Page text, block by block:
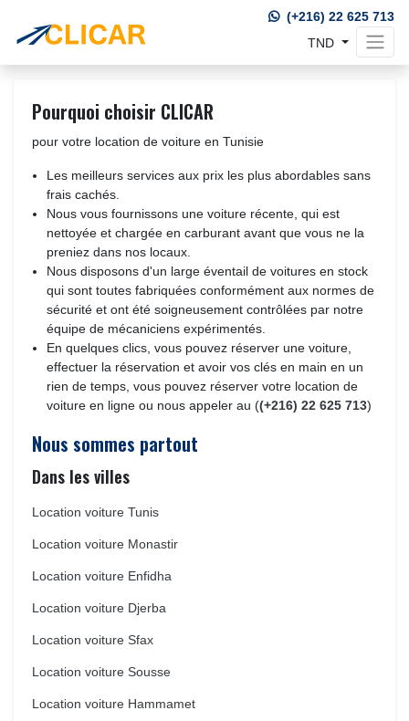
(+216) 22 625 713
TND
Pourquoi choisir CLICAR
pour votre location de voiture en Tunisie
Les meilleurs services aux prix les plus abordables sans
frais cachés.
Nous vous fournissons une voiture récente, qui est
nettoyée et chargée en carburant avant que vous ne la
preniez dans nos locaux.
Nous disposons d'un large éventail de voitures en stock
qui sont toutes fabriquées conformément aux normes de
sécurité et ont été soigneusement contrôlées par notre
équipe de mécaniciens expérimentés.
En quelques clics, vous pouvez réserver une voiture,
effectuer la réservation et avoir vos clés en main en un
rien de temps, vous pouvez réserver votre location de
voiture en ligne ou nous appeler au ((+216) 22 625 713)
Nous sommes partout
Dans les villes
Location voiture Tunis
Location voiture Monastir
Location voiture Enfidha
Location voiture Djerba
Location voiture Sfax
Location voiture Sousse
Location voiture Hammamet